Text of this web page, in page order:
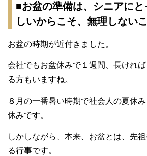
■お盆の準備は、シニアに
しいからこそ、無理しない
お盆の時期が近付きました。
会社でもお盆休みで１週間、長けれ
る方もいますね。
８月の一番暑い時期で社会人の夏休
休みです。
しかしながら、本来、お盆とは、先
る行事です。